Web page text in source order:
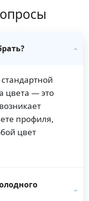
цвета — это
профиля,
цвет